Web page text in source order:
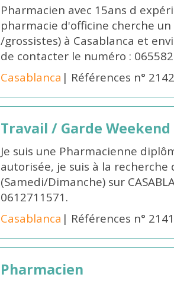
Pharmacien avec 15ans d
pharmacie d'officine cherche
/grossistes) à Casablanca et
de contacter le numéro :
Casablanca | Références n°
Travail / Garde Weekend
Je suis une Pharmacienne
autorisée, je suis à la
(Samedi/Dimanche) sur
0612711571.
Casablanca | Références n°
Pharmacien